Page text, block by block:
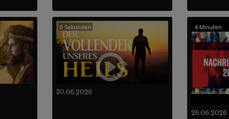
30.06.2026
0 Sekunden
26.06.2026
4 Minuten